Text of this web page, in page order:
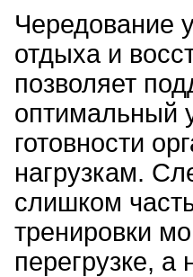
Чередование
отдыха и
позволяет
оптимальный
готовности
нагрузкам.
слишком
тренировки
перегрузке, а